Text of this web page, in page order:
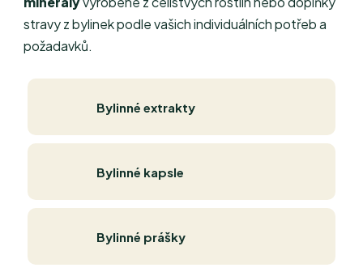
stravy z bylinek podle vašich individuálních potřeb a
požadavků.
Bylinné extrakty
Bylinné kapsle
Bylinné prášky